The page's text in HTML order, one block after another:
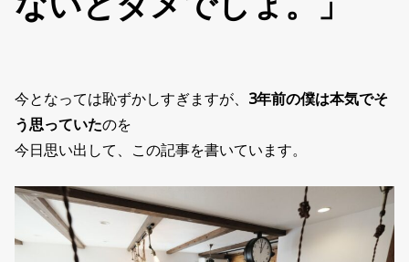
今となっては恥ずかしすぎますが、 3年前の僕は本気でそ
う思っていたのを
今日思い出して、この記事を書いています。